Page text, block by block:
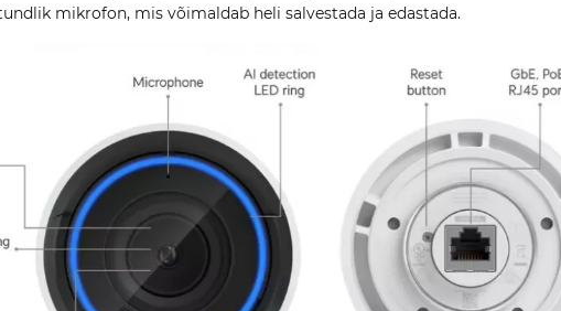
mikrofon, mis võimaldab heli salvestada ja edastada.